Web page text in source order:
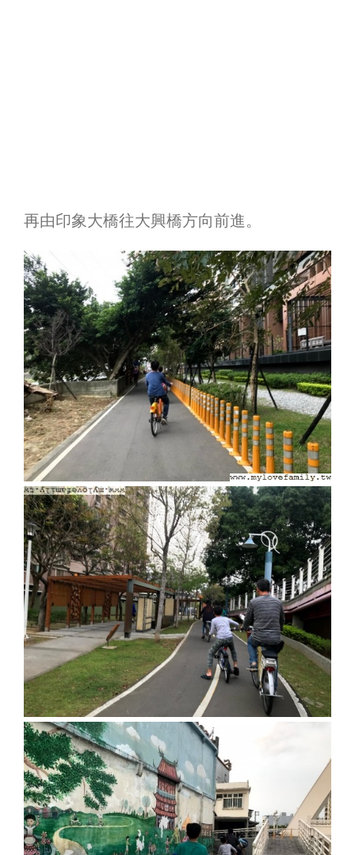
再由印象大橋往大興橋方向前進。